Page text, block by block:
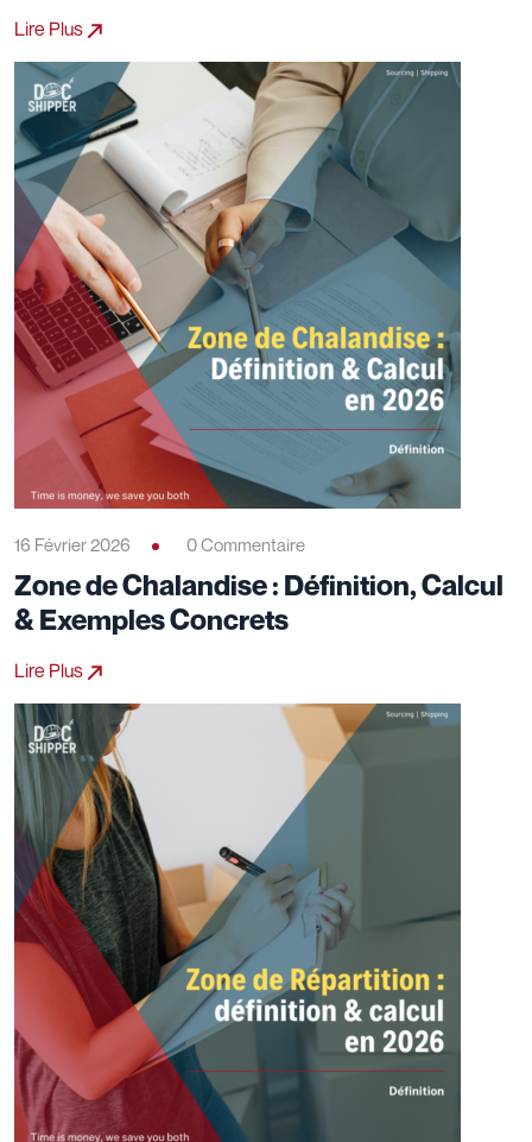
Lire Plus
16 Février 2026 0 Commentaire
Zone de Chalandise : Définition, Calcul
& Exemples Concrets
Lire Plus